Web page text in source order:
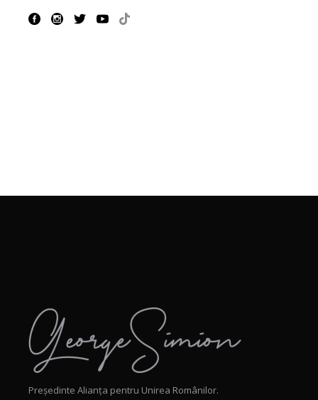
Președinte Alianța pentru Unirea Românilor.